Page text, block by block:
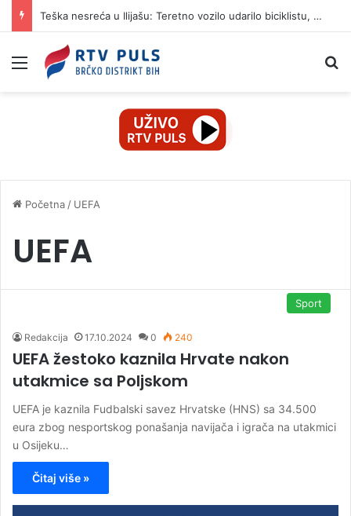
Teška nesreća u Ilijašu: Teretno vozilo udarilo biciklistu, 75-godišnjak zadržan u bolnici
Izbornik
Početna / UEFA
UEFA
Sport
Redakcija 17.10.2024 0 240
UEFA žestoko kaznila Hrvate nakon
utakmice sa Poljskom
UEFA je kaznila Fudbalski savez Hrvatske (HNS) sa 34.500
eura zbog nesportskog ponašanja navijača i igrača na utakmici
u Osijeku…
Čitaj više »